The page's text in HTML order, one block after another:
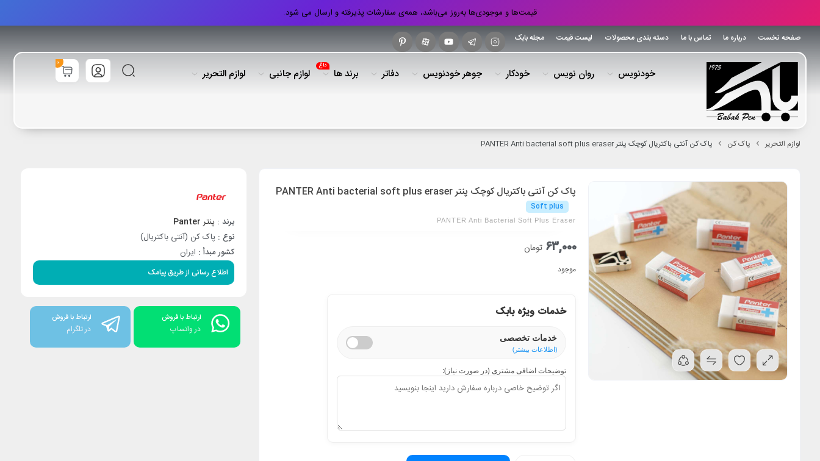
قیمت‌ها و موجودی‌ها به‌روز می‌باشد، همه‌ی سفارشات پذیرفته و ارسال می شود.
صفحه نخست درباره ما تماس با ما دسته بندی محصولات لیست قیمت مجله بابک
خودنویس روان نویس خودکار جوهر خودنویس دفاتر برند ها
داغ
لوازم جانبی لوازم التحریر
0
لوازم التحریر پاک کن پاک کن آنتی باکتریال کوچک پنتر PANTER Anti bacterial soft plus eraser
پاک کن آنتی باکتریال کوچک پنتر PANTER Anti bacterial soft plus eraser
Soft plus
PANTER Anti Bacterial Soft Plus Eraser
۶۳,۰۰۰ تومان
موجود
خدمات ویژه بابک
خدمات تخصصی
(اطلاعات بیشتر)
توضیحات اضافی مشتری (در صورت نیاز):
برند : پنتر Panter
نوع : پاک کن (آنتی باکتریال)
کشور مبدأ : ایران
اطلاع رسانی از طریق پیامک
ارتباط با فروش
در واتساپ
ارتباط با فروش
در تلگرام